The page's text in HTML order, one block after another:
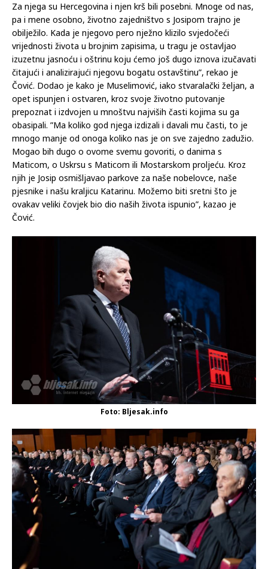
Za njega su Hercegovina i njen krš bili posebni. Mnoge od nas,
pa i mene osobno, životno zajedništvo s Josipom trajno je
obilježilo. Kada je njegovo pero nježno klizilo svjedočeći
vrijednosti života u brojnim zapisima, u tragu je ostavljao
izuzetnu jasnoću i oštrinu koju ćemo još dugo iznova izučavati
čitajući i analizirajući njegovu bogatu ostavštinu”, rekao je
Čović. Dodao je kako je Muselimović, iako stvaralački željan, a
opet ispunjen i ostvaren, kroz svoje životno putovanje
prepoznat i izdvojen u mnoštvu najviših časti kojima su ga
obasipali. ”Ma koliko god njega izdizali i davali mu časti, to je
mnogo manje od onoga koliko nas je on sve zajedno zadužio.
Mogao bih dugo o ovome svemu govoriti, o danima s
Maticom, o Uskrsu s Maticom ili Mostarskom proljeću. Kroz
njih je Josip osmišljavao parkove za naše nobelovce, naše
pjesnike i našu kraljicu Katarinu. Možemo biti sretni što je
ovakav veliki čovjek bio dio naših života ispunio”, kazao je
Čović.
Foto: Bljesak.info